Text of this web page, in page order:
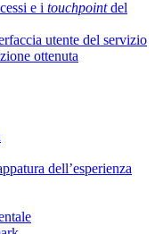
e i touchpointdel
utente del servizio
ottenuta
dell’esperienza